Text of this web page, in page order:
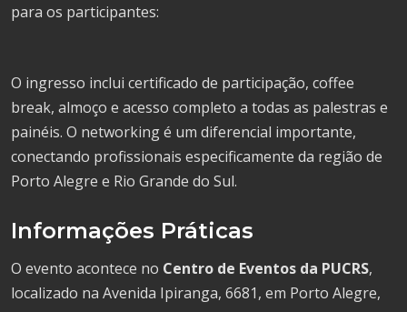
para os participantes:
O ingresso inclui certificado de participação, coffee
break, almoço e acesso completo a todas as palestras e
painéis. O networking é um diferencial importante,
conectando profissionais especificamente da região de
Porto Alegre e Rio Grande do Sul.
Informações Práticas
O evento acontece no Centro de Eventos da PUCRS,
localizado na Avenida Ipiranga, 6681, em Porto Alegre,